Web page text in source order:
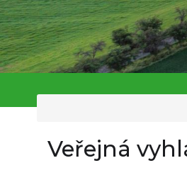
Veřejná